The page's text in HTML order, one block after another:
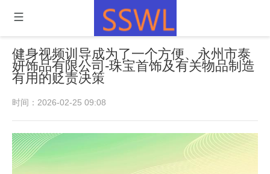
健身视频训导成为了一个方便、永州市泰
妍饰品有限公司-珠宝首饰及有关物品制造
有用的贬责决策
时间：2026-02-25 09:08